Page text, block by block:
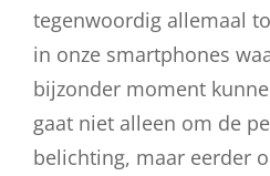
tegenwoordig allemaal
in onze smartphones
bijzonder moment
gaat niet alleen om de
belichting, maar eerder